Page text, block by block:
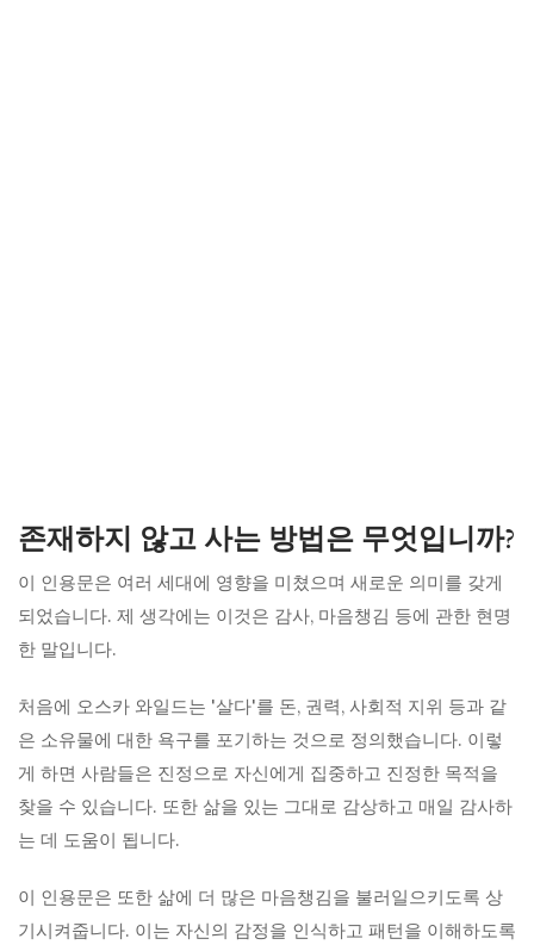
존재하지 않고 사는 방법은 무엇입니까?
이 인용문은 여러 세대에 영향을 미쳤으며 새로운 의미를 갖게
되었습니다. 제 생각에는 이것은 감사, 마음챙김 등에 관한 현명
한 말입니다.
처음에 오스카 와일드는 '살다'를 돈, 권력, 사회적 지위 등과 같
은 소유물에 대한 욕구를 포기하는 것으로 정의했습니다. 이렇
게 하면 사람들은 진정으로 자신에게 집중하고 진정한 목적을
찾을 수 있습니다. 또한 삶을 있는 그대로 감상하고 매일 감사하
는 데 도움이 됩니다.
이 인용문은 또한 삶에 더 많은 마음챙김을 불러일으키도록 상
기시켜줍니다. 이는 자신의 감정을 인식하고 패턴을 이해하도록